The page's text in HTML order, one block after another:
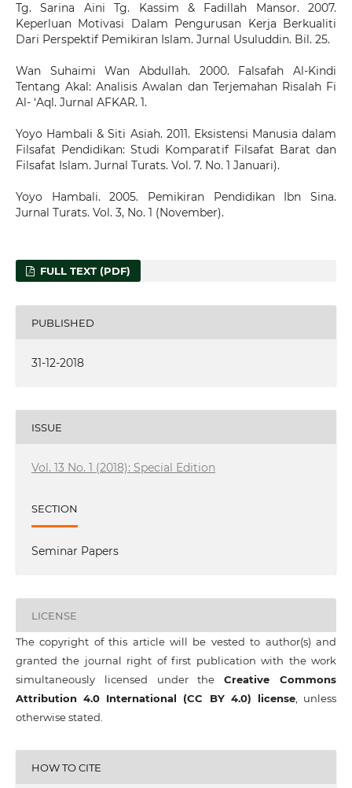
Tg. Sarina Aini Tg. Kassim & Fadillah Mansor. 2007.
Keperluan Motivasi Dalam Pengurusan Kerja Berkualiti
Dari Perspektif Pemikiran Islam. Jurnal Usuluddin. Bil. 25.
Wan Suhaimi Wan Abdullah. 2000. Falsafah Al-Kindi
Tentang Akal: Analisis Awalan dan Terjemahan Risalah Fi
Al- ‘Aql. Jurnal AFKAR. 1.
Yoyo Hambali & Siti Asiah. 2011. Eksistensi Manusia dalam
Filsafat Pendidikan: Studi Komparatif Filsafat Barat dan
Filsafat Islam. Jurnal Turats. Vol. 7. No. 1 Januari).
Yoyo Hambali. 2005. Pemikiran Pendidikan Ibn Sina.
Jurnal Turats. Vol. 3, No. 1 (November).
FULL TEXT (PDF)
PUBLISHED
31-12-2018
ISSUE
Vol. 13 No. 1 (2018): Special Edition
SECTION
Seminar Papers
LICENSE
The copyright of this article will be vested to author(s) and
granted the journal right of first publication with the work
simultaneously licensed under theCreative Commons
Attribution 4.0 International (CC BY 4.0) license, unless
otherwise stated.
HOW TO CITE